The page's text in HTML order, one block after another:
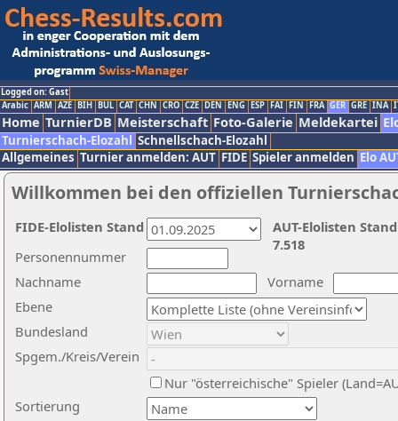
Logged on: Gast
Arabic ARM AZE BIH BUL CAT CHN CRO CZE DEN ENG ESP FAI FIN FRA GER GRE INA
Home TurnierDB Meisterschaft Foto-Galerie Meldekartei
Turnierschach-Elozahl Schnellschach-Elozahl
Allgemeines Turnier anmelden: AUT FIDE Spieler anmelden Elo
Willkommen bei den offiziellen
Nachname
Vorname
Ebene
Sortierung
Personennummer
Bundesland
Spgem./Kreis/Verein
Nur "österreichische" Spieler
AUT-Elolisten
7.518
FIDE-Elolisten Stand